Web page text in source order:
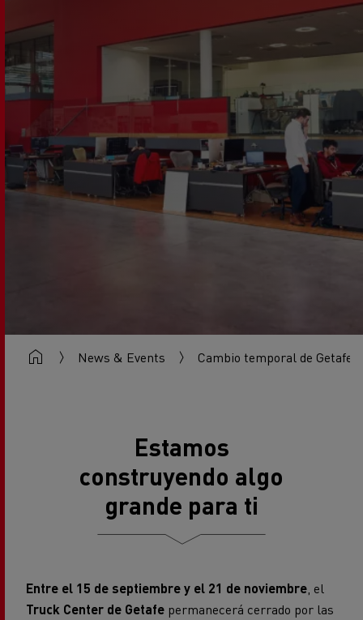
News & Events Cambio temporal de Getafe
Estamos
construyendo algo
grande para ti
Entre el 15 de septiembre y el 21 de noviembre , el
Truck Center de Getafe permanecerá cerrado por las